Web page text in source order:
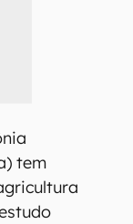
tem